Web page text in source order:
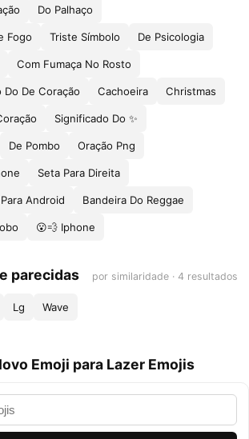
Do Palhaço
Fogo Triste Símbolo De Psicologia
Com Fumaça No Rosto
Do De Coração Cachoeira Christmas
Significado Do ✨
De Pombo Oração Png
Seta Para Direita
Android Bandeira Do Reggae
😮💨 Iphone
parecidas por similaridade · 4 resultados
Lg Wave
Emoji para Lazer Emojis